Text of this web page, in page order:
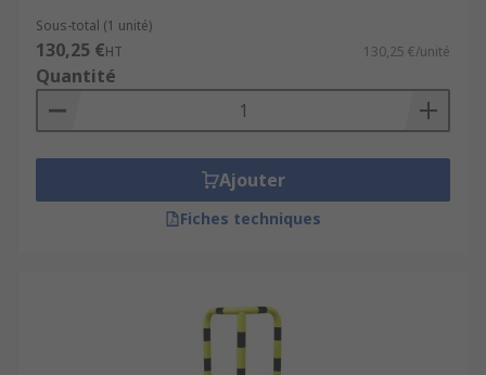
Sous-total (1 unité)
130,25 €HT 130,25 €/unité
Quantité
Ajouter
Fiches techniques